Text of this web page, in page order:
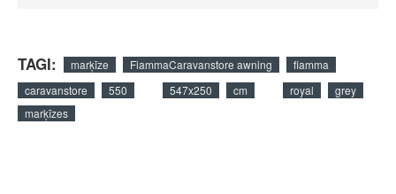
TAGI: marķīze FiammaCaravanstore awning
fiamma
caravanstore
550 547x250 cm royal
grey
marķīzes